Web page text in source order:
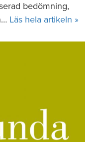
bedömning,
Läs hela artikeln »